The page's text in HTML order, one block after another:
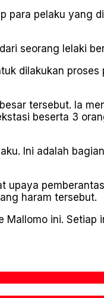
para pelaku yang
seorang lelaki
dilakukan
tersebut. Ia
beserta 3
Ini adalah
upaya
haram tersebut.
ini.